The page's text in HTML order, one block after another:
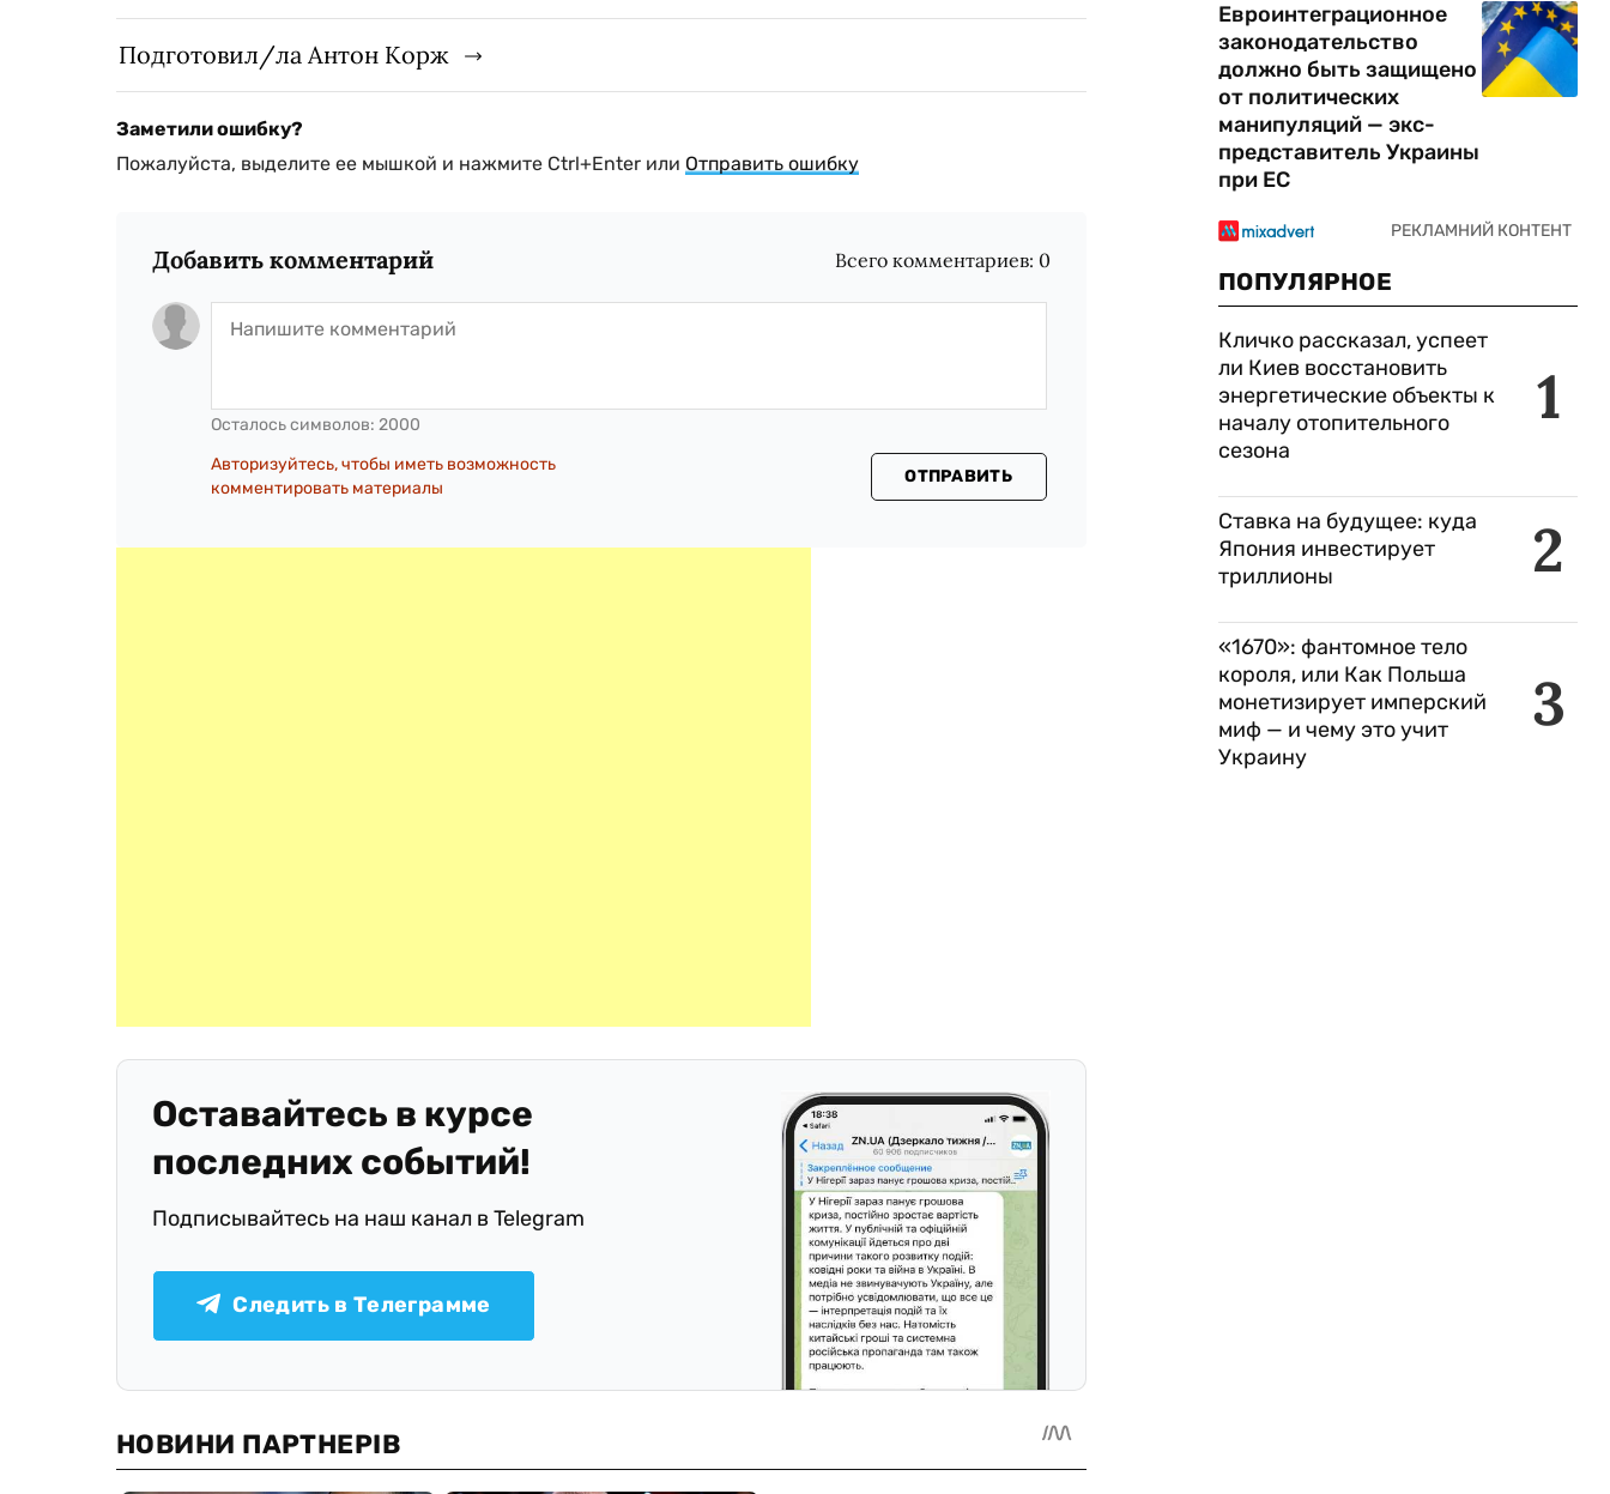
Подготовил/ла Антон Корж
Заметили ошибку?
Пожалуйста, выделите ее мышкой и нажмите Ctrl+Enter или Отправить ошибку
Добавить комментарий Всего комментариев: 0
Осталось символов: 2000
Авторизуйтесь, чтобы иметь возможность
комментировать материалы
ОТПРАВИТЬ
Оставайтесь в курсе
последних событий!
Подписывайтесь на наш канал в Telegram
Следить в Телеграмме
Евроинтеграционное
законодательство
должно быть защищено
от политических
манипуляций — экс-
представитель Украины
при ЕС
ПОПУЛЯРНОЕ
1
Кличко рассказал, успеет
ли Киев восстановить
энергетические объекты к
началу отопительного
сезона
2
Ставка на будущее: куда
Япония инвестирует
триллионы
3
«1670»: фантомное тело
короля, или Как Польша
монетизирует имперский
миф — и чему это учит
Украину